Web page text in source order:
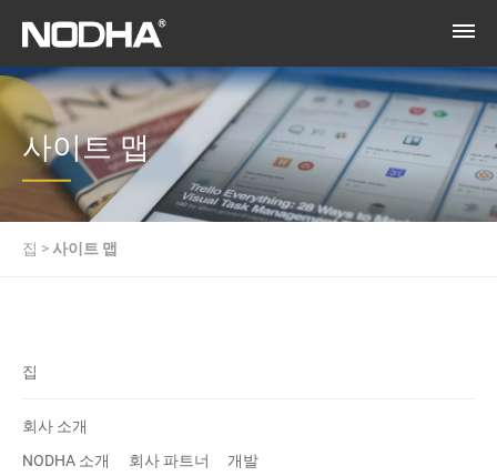
사이트 맵
집 >사이트 맵
집
회사 소개
NODHA 소개
회사 파트너 개발